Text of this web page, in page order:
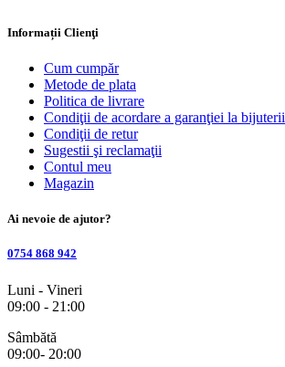
Informații Clienţi
Cum cumpăr
Metode de plata
Politica de livrare
Condiţii de acordare a garanţiei la bijuterii
Condiţii de retur
Sugestii şi reclamaţii
Contul meu
Magazin
Ai nevoie de ajutor?
0754 868 942
Luni - Vineri
09:00 - 21:00
Sâmbătă
09:00- 20:00